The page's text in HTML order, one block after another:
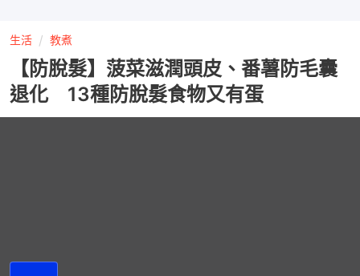
生活 教煮
【防脫髮】菠菜滋潤頭皮、番薯防毛囊
退化 13種防脫髮食物又有蛋